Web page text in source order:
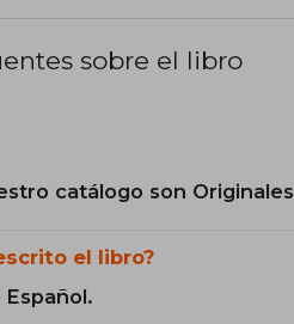
sobre el libro
catálogo son
el libro?